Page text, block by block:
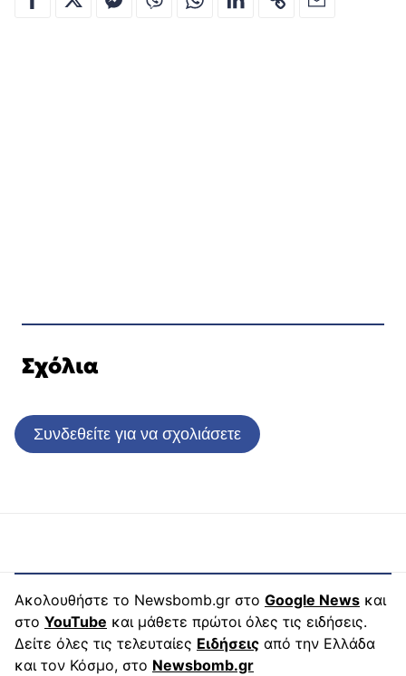
Σχόλια
Συνδεθείτε για να σχολιάσετε
Ακολουθήστε το Newsbomb.gr στο Google News και
στο YouTube και μάθετε πρώτοι όλες τις ειδήσεις.
Δείτε όλες τις τελευταίες Ειδήσεις από την Ελλάδα
και τον Κόσμο, στο Newsbomb.gr